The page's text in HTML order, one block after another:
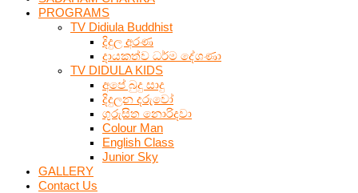
PROGRAMS
TV Didiula Buddhist
දිදුල අරණ
දායකත්ව ධර්ම දේශණා
TV DIDULA KIDS
අපේ බුදු සාදු
දිදුලන දරුවෝ
ගුරුසිත නොරිදවා
Colour Man
English Class
Junior Sky
GALLERY
Contact Us